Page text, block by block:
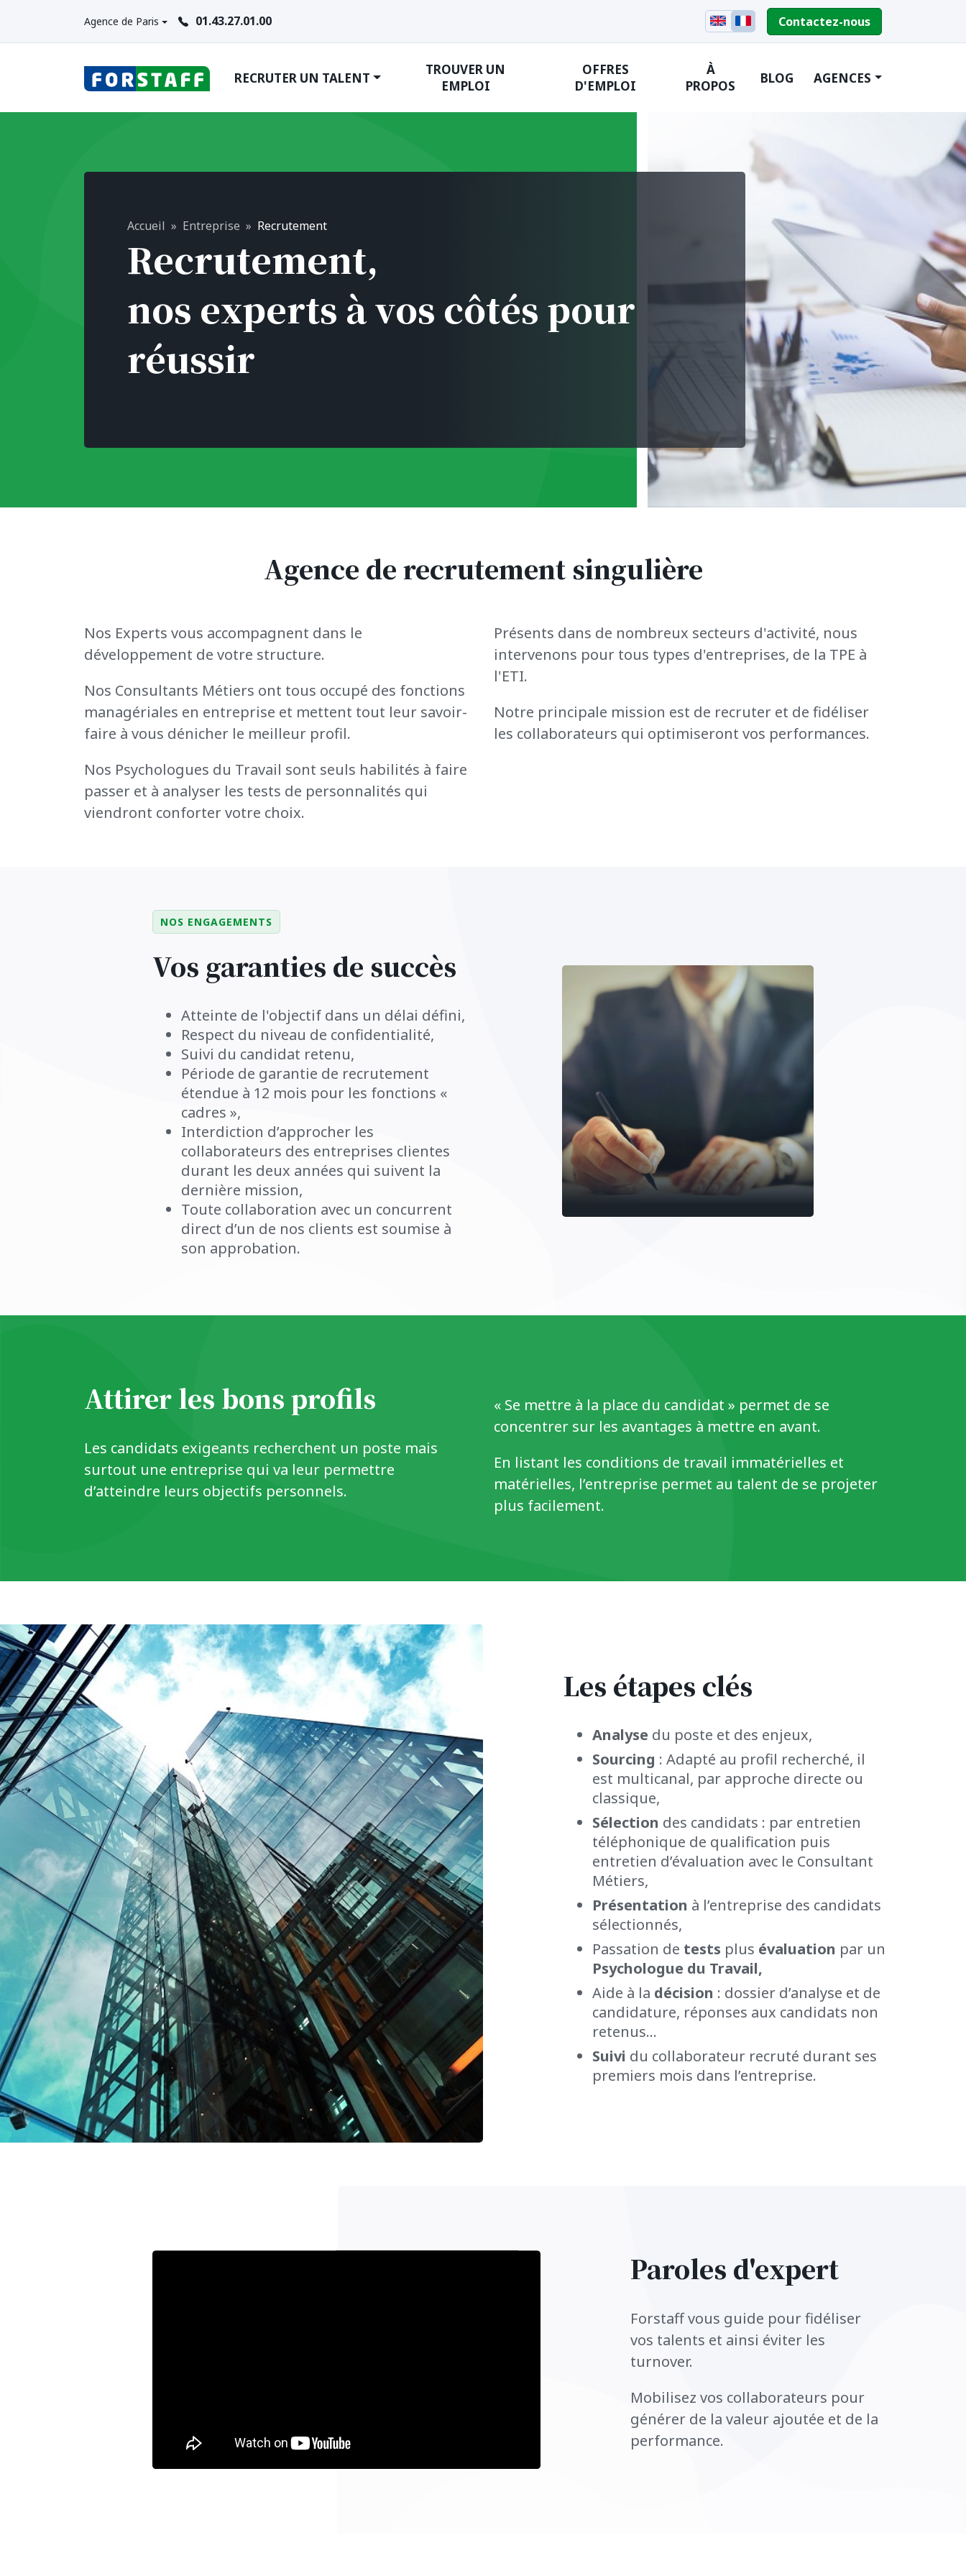
Agence de Paris 01.43.27.01.00 Contactez-nous
RECRUTER UN TALENT
TROUVER UN
EMPLOI
OFFRES
D'EMPLOI
À
PROPOS
BLOG AGENCES
Accueil Entreprise Recrutement
Recrutement,
nos experts à vos côtés pour
réussir
Agence de recrutement singulière
Nos Experts vous accompagnent dans le
développement de votre structure.
Nos Consultants Métiers ont tous occupé des fonctions
managériales en entreprise et mettent tout leur savoir-
faire à vous dénicher le meilleur profil.
Nos Psychologues du Travail sont seuls habilités à faire
passer et à analyser les tests de personnalités qui
viendront conforter votre choix.
Présents dans de nombreux secteurs d'activité, nous
intervenons pour tous types d'entreprises, de la TPE à
l'ETI.
Notre principale mission est de recruter et de fidéliser
les collaborateurs qui optimiseront vos performances.
NOS ENGAGEMENTS
Vos garanties de succès
Atteinte de l'objectif dans un délai défini,
Respect du niveau de confidentialité,
Suivi du candidat retenu,
Période de garantie de recrutement
étendue à 12 mois pour les fonctions «
cadres »,
Interdiction d’approcher les
collaborateurs des entreprises clientes
durant les deux années qui suivent la
dernière mission,
Toute collaboration avec un concurrent
direct d’un de nos clients est soumise à
son approbation.
Attirer les bons profils
Les candidats exigeants recherchent un poste mais
surtout une entreprise qui va leur permettre
d’atteindre leurs objectifs personnels.
« Se mettre à la place du candidat » permet de se
concentrer sur les avantages à mettre en avant.
En listant les conditions de travail immatérielles et
matérielles, l’entreprise permet au talent de se projeter
plus facilement.
Les étapes clés
Analyse du poste et des enjeux,
Sourcing : Adapté au profil recherché, il
est multicanal, par approche directe ou
classique,
Sélection des candidats : par entretien
téléphonique de qualification puis
entretien d’évaluation avec le Consultant
Métiers,
Présentation à l’entreprise des candidats
sélectionnés,
Passation de tests plus évaluation par un
Psychologue du Travail,
Aide à la décision : dossier d’analyse et de
candidature, réponses aux candidats non
retenus…
Suivi du collaborateur recruté durant ses
premiers mois dans l’entreprise.
Paroles d'expert
Forstaff vous guide pour fidéliser
vos talents et ainsi éviter les
turnover.
Mobilisez vos collaborateurs pour
générer de la valeur ajoutée et de la
performance.